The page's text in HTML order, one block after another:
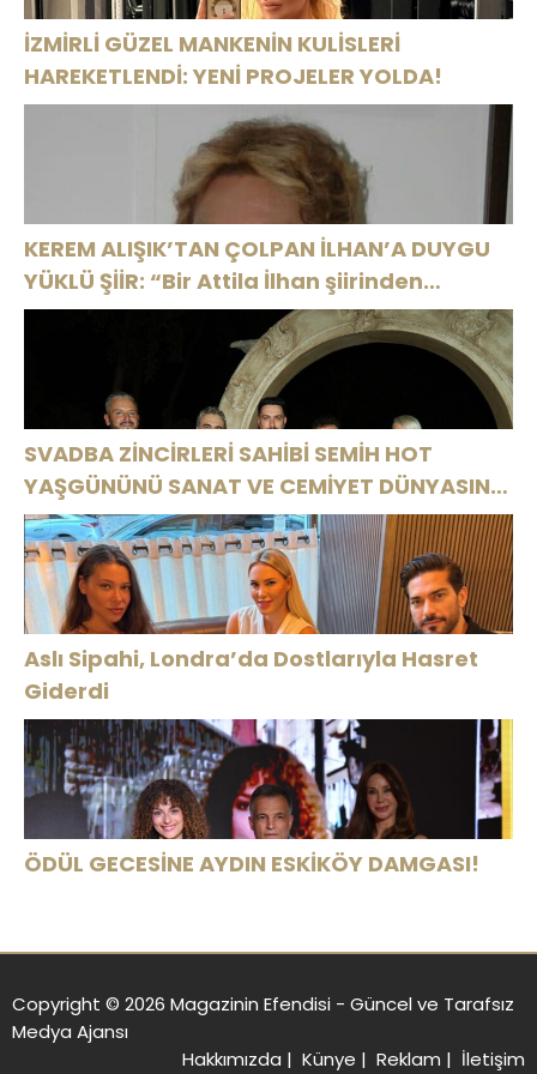
İZMİRLİ GÜZEL MANKENİN KULİSLERİ
HAREKETLENDİ: YENİ PROJELER YOLDA!
KEREM ALIŞIK’TAN ÇOLPAN İLHAN’A DUYGU
YÜKLÜ ŞİİR: “Bir Attila İlhan şiirinden
çıkmıştı sanki”
SVADBA ZİNCİRLERİ SAHİBİ SEMİH HOT
YAŞGÜNÜNÜ SANAT VE CEMİYET DÜNYASININ
ÜNLÜ İSİMLERİYLE KUTLADI!
Aslı Sipahi, Londra’da Dostlarıyla Hasret
Giderdi
ÖDÜL GECESİNE AYDIN ESKİKÖY DAMGASI!
Copyright © 2026 Magazinin Efendisi - Güncel ve Tarafsız
Medya Ajansı
Hakkımızda | Künye | Reklam | İletişim